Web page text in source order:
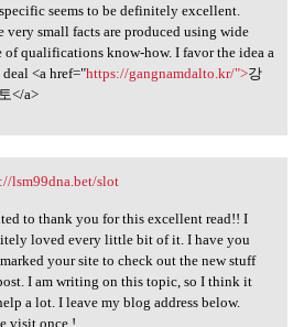
seems to be
seems to be definitely excellent.
very small facts are produced using wide
of qualifications know-how. I favor the idea a
<a href="https://gangnamdalto.kr/">강
</a>
lsm99dna.bet/slot
lsm99dna.bet/slot
to thank you for this excellent read!! I
loved every little bit of it. I have you
your site to check out the new stuff
I am writing on this topic, so I think it
a lot. I leave my blog address below.
visit once.!